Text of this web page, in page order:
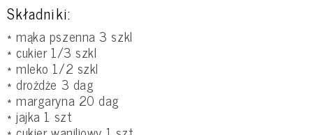
Składniki:
* mąka pszenna 3 szkl
* cukier 1/3 szkl
* mleko 1/2 szkl
* drożdże 3 dag
* margaryna 20 dag
* jajka 1 szt